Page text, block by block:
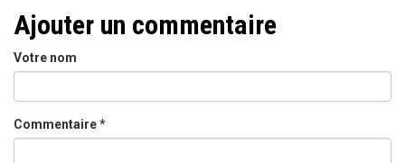
Ajouter un commentaire
Votre nom
Commentaire*